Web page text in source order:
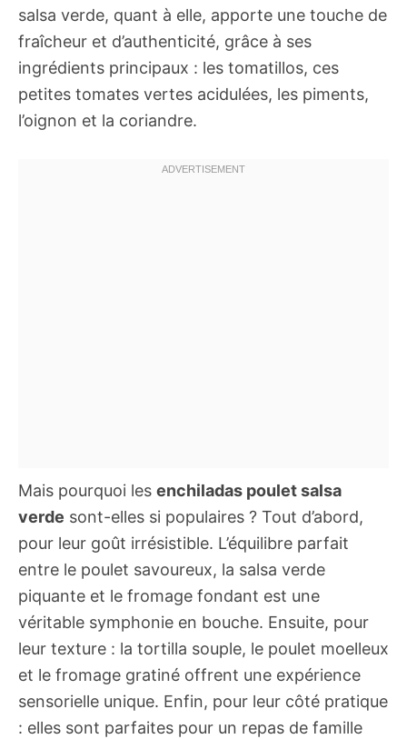
salsa verde, quant à elle, apporte une touche de
fraîcheur et d’authenticité, grâce à ses
ingrédients principaux : les tomatillos, ces
petites tomates vertes acidulées, les piments,
l’oignon et la coriandre.
Mais pourquoi les enchiladas poulet salsa
verde sont-elles si populaires ? Tout d’abord,
pour leur goût irrésistible. L’équilibre parfait
entre le poulet savoureux, la salsa verde
piquante et le fromage fondant est une
véritable symphonie en bouche. Ensuite, pour
leur texture : la tortilla souple, le poulet moelleux
et le fromage gratiné offrent une expérience
sensorielle unique. Enfin, pour leur côté pratique
: elles sont parfaites pour un repas de famille